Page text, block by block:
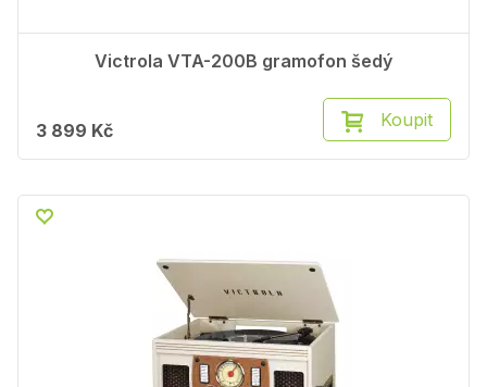
Victrola VTA-200B gramofon šedý
3 899 Kč Koupit